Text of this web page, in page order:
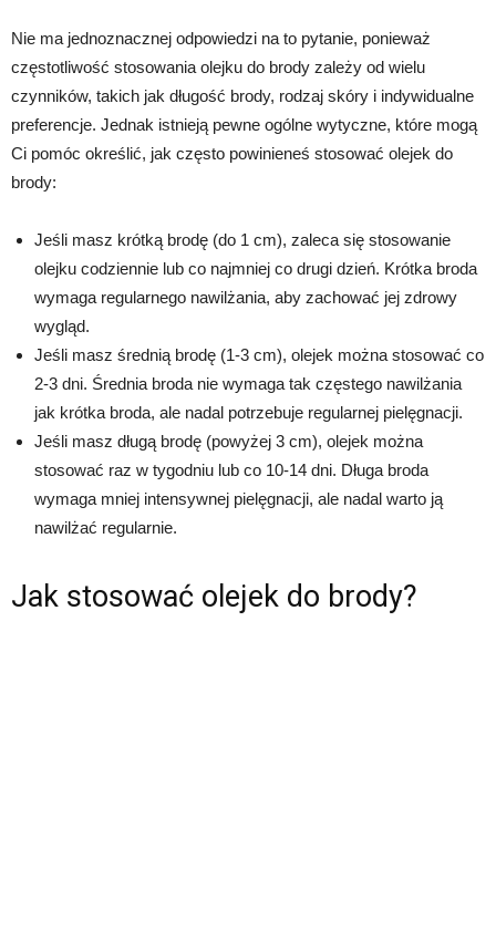
Nie ma jednoznacznej odpowiedzi na to pytanie, ponieważ
częstotliwość stosowania olejku do brody zależy od wielu
czynników, takich jak długość brody, rodzaj skóry i indywidualne
preferencje. Jednak istnieją pewne ogólne wytyczne, które mogą
Ci pomóc określić, jak często powinieneś stosować olejek do
brody:
Jeśli masz krótką brodę (do 1 cm), zaleca się stosowanie
olejku codziennie lub co najmniej co drugi dzień. Krótka broda
wymaga regularnego nawilżania, aby zachować jej zdrowy
wygląd.
Jeśli masz średnią brodę (1-3 cm), olejek można stosować co
2-3 dni. Średnia broda nie wymaga tak częstego nawilżania
jak krótka broda, ale nadal potrzebuje regularnej pielęgnacji.
Jeśli masz długą brodę (powyżej 3 cm), olejek można
stosować raz w tygodniu lub co 10-14 dni. Długa broda
wymaga mniej intensywnej pielęgnacji, ale nadal warto ją
nawilżać regularnie.
Jak stosować olejek do brody?